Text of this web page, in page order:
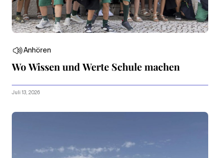
Anhören
Wo Wissen und Werte Schule machen
Juli 13, 2026